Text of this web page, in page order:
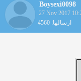
Boysexi0098
27 Nov 2017
ارسالها: 4560